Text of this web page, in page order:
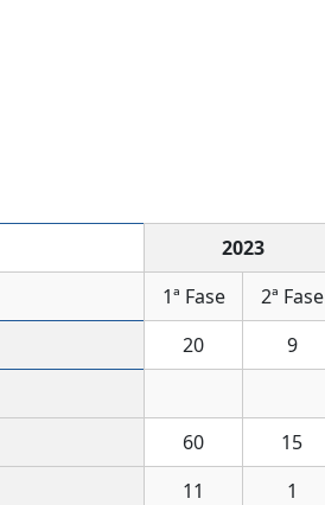
2023
1ª Fase
2ª Fase
20 9
60 15
11 1